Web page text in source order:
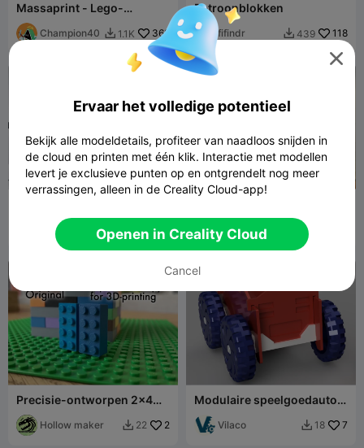
Massaprint - Lego-
geïnspireerde stenen -
Champion40  1.1K 362
Patroonblokken
fifindr  439 118
zaaggeleider
2G DSGN 14 10
bloemenvaas
fifindr 195
Precisie-ontworpen 2x4
compatibele Lego-steen
Hollow maker  22 2
Modulaire speelgoedauto-
Vilaco  18 7

Ervaar het volledige potentieel
Bekijk alle modeldetails, profiteer van naadloos snijden in
de cloud en printen met één klik. Interactie met modellen
levert je exclusieve punten op en ontgrendelt nog meer
verrassingen, alleen in de Creality Cloud-app!
Openen in Creality Cloud
Cancel